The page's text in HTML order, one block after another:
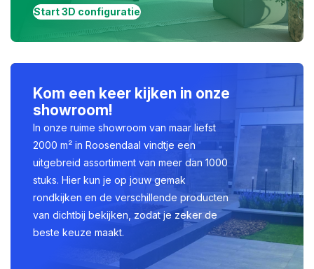
Start 3D configuratie
Kom een keer kijken in onze
showroom!
In onze ruime showroom van maar liefst
2000 m² in Roosendaal vindtje een
uitgebreid assortiment van meer dan 1000
stuks. Hier kun je op jouw gemak
rondkijken en de verschillende producten
van dichtbij bekijken, zodat je zeker de
beste keuze maakt.